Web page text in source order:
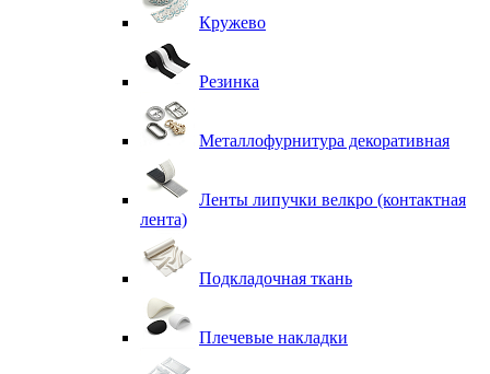
Кружево
Резинка
Металлофурнитура декоративная
Ленты липучки велкро (контактная
лента)
Подкладочная ткань
Плечевые накладки